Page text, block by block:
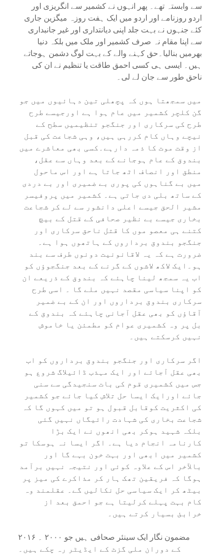
سے وابستہ تھے۔ پھر انہوں نے کشمیر سے انگریزی اور
اردو روزنامے اور اردو میں ایک ہفت روزہ میگزین جاری
کئے جنہوں نے بہت جلد اپنی دیانتداری اور غیر جانبداری
سے اپنا مقام نہ صرف کشمیر اور ملک میں بلکہ دنیا
بھرمیں بنالیا۔حق کہنے والے کے بہت لوگ دشمن ہوجاتے
ہیں۔ ایسی ہی کسی احمق طاقت یا تنظیم نے ان کی
ناحق طور سے جان لے لی۔
میں سمجھتا ہوں کہ پچھلی تین دہائیوں میں جو
گن کلچر کشمیر میں عام ہوا ہے اورجیسے طرح
طرح کی سرکاری اور جنگجو تنظیمیں سطح کے
نیچے وہاں کام کررہی ہیں، وہی شجاعت کی قبل
از وقت موت کا ذمہ دارہے۔کسی بھی معاشرے میں
بندوق کے عام ہوجانے کے بعد وہاں سے عقل،
منطق اور انصاف اٹھ جاتا ہے اور اس ماحول
میں بے گناہوں کی پوری بے ضمیری اور بے دردی
کے ساتھ بلی دی جاتی ہے۔ کشمیر میں پروفیسر
مشیر الحق جیسے اعلی دانشور سے لے کر شجاعت
بخاری جیسے بے نظیر صحافی کے قتل کے بیچ
کتنے ہی معصو موں کا قتل ناحق سرکاری اور
جنگجو بندوق برداروں کے ہاتھوں ہوا ہے۔
ضرورت ہے کہ یہ لاقانونیت دونوں طرف سے بند
ہو۔ایک لاکھ لاشوں کے گرنے کے بعد جنگجوؤں کو
اب یہ سمجھ لینا چاہئے کہ بندوق کے ذریعے ان
کو اپنا سیاسی مقصد نہیں ملے گا ۔ اسی طرح
سرکاری بندوق برداروں اور ان کے بے ضمیر
آقاؤں کو بھی عقل آجانی چاہئے کہ بندوق کے
بل پر وہ کشمیری عوام کو مطمئن یا خاموش
نہیں کرسکتے ہیں۔
اگر سرکاری اور جنگجو بندوق برداروں کو اب
بھی عقل آجائے اور ایک مہذب ڈائیلاگ شروع ہو
جس میں کشمیری قوم کی بات سنجیدگی سے سنی
جائے اورایک ایسا حل تلاش کیا جائے جو کشمیر
کی اکثریت کوقابل قبول ہو تو میں کہوں گا کہ
شجاعت بخاری کی شہادت رائیگاں نہیں گئی
بلکہ شہید ہوکر بھی انھوں نے ایک بڑا
کارنامہ انجام دیا ہے۔ اگر ایسا نہ ہوسکا تو
کشمیر میں ابھی اور بہت خون بہے گا اور
بالآخر اس کے علاوہ کوئی اور نتیجہ نہیں برآمد
ہوگا کہ فریقین تھک ہار کر مذاکرے کی میز پر
بیٹھ کر ایک سیاسی حل نکالیں گے۔ عقلمند وہ
کام بہت پہلے کرلیتا ہے جو احمق بعد از
خرابئ بسیار کرتے ہیں۔
مضمون نگار ایک سینئر صحافی ہیں جو ۲۰۰۰ ۔ ۲۰۱۶
کے دوران ملی گزٹ کے ایڈیٹر رہ چکے ہیں۔